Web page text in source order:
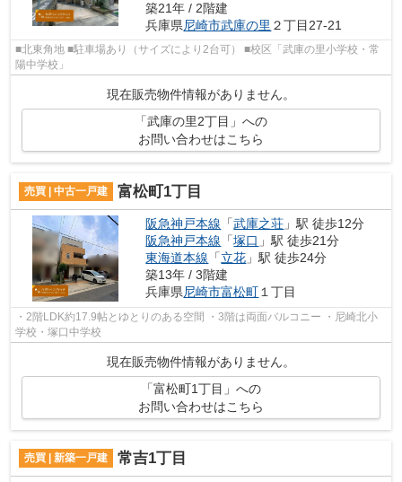
築21年 / 2階建
兵庫県尼崎市武庫の里 ２丁目27-21
■北東角地 ■駐車場あり（サイズにより2台可） ■校区「武庫の里小学校・常
陽中学校」
現在販売物件情報がありません。
「武庫の里2丁目」への
お問い合わせはこちら
売買 | 中古一戸建 富松町1丁目
阪急神戸本線 「武庫之荘 」駅 徒歩12分
阪急神戸本線 「塚口 」駅 徒歩21分
東海道本線 「立花 」駅 徒歩24分
築13年 / 3階建
兵庫県尼崎市富松町 １丁目
・2階LDK約17.9帖とゆとりのある空間 ・3階は両面バルコニー ・尼崎北小
学校・塚口中学校
現在販売物件情報がありません。
「富松町1丁目」への
お問い合わせはこちら
売買 | 新築一戸建 常吉1丁目